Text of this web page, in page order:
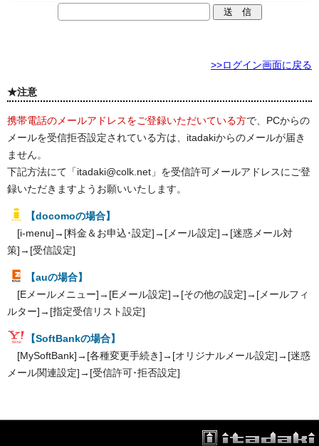
>>ログイン画面に戻る
★注意
携帯電話のメールアドレスをご登録いただいている方で、PCからの
メールを受信拒否設定されている方は、itadakiからのメールが届き
ません。
下記方法にて「itadaki@colk.net」を受信許可メールアドレスにご登
録いただきますようお願いいたします。
【docomoの場合】
[i-menu]→[料金＆お申込･設定]→[メール設定]→[迷惑メール対
策]→[受信設定]
【auの場合】
[Eメールメニュー]→[Eメール設定]→[その他の設定]→[メールフィ
ルター]→[指定受信リスト設定]
【SoftBankの場合】
[MySoftBank]→[各種変更手続き]→[オリジナルメール設定]→[迷惑
メール関連設定]→[受信許可･拒否設定]